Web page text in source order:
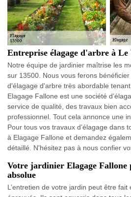
Entreprise élagage d'arbre à Le
Notre équipe de jardinier maîtrise les
sur 13500. Nous vous ferons bénéficier
d'élagage d'arbre très abordable
Elagage Fallone est une société
service de qualité, des travaux bien
professionnel. Tout cela annonce une
Pour tous vos travaux d’élagage dans
à Elagage Fallone et demandez
détaillé. N'hésitez pas à nous confier
Votre jardinier Elagage Fallone
absolue
L’entretien de votre jardin peut être